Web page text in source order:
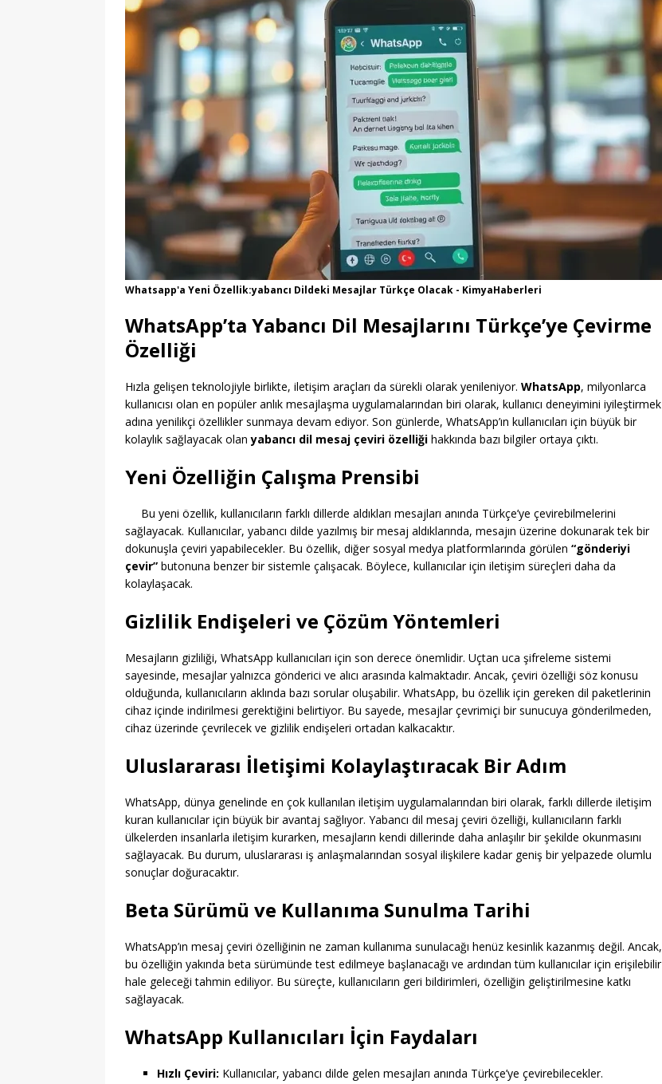
Whatsapp'a Yeni Özellik:yabancı Dildeki Mesajlar Türkçe Olacak - KimyaHaberleri
WhatsApp’ta Yabancı Dil Mesajlarını Türkçe’ye Çevirme
Özelliği
Hızla gelişen teknolojiyle birlikte, iletişim araçları da sürekli olarak yenileniyor. WhatsApp, milyonlarca
kullanıcısı olan en popüler anlık mesajlaşma uygulamalarından biri olarak, kullanıcı deneyimini iyileştirmek
adına yenilikçi özellikler sunmaya devam ediyor. Son günlerde, WhatsApp’ın kullanıcıları için büyük bir
kolaylık sağlayacak olanyabancı dil mesaj çeviri özelliği hakkında bazı bilgiler ortaya çıktı.
Yeni Özelliğin Çalışma Prensibi
Bu yeni özellik, kullanıcıların farklı dillerde aldıkları mesajları anında Türkçe’ye çevirebilmelerini
sağlayacak. Kullanıcılar, yabancı dilde yazılmış bir mesaj aldıklarında, mesajın üzerine dokunarak tek bir
dokunuşla çeviri yapabilecekler. Bu özellik, diğer sosyal medya platformlarında görülen “gönderiyi
çevir” butonuna benzer bir sistemle çalışacak. Böylece, kullanıcılar için iletişim süreçleri daha da
kolaylaşacak.
Gizlilik Endişeleri ve Çözüm Yöntemleri
Mesajların gizliliği, WhatsApp kullanıcıları için son derece önemlidir. Uçtan uca şifreleme sistemi
sayesinde, mesajlar yalnızca gönderici ve alıcı arasında kalmaktadır. Ancak, çeviri özelliği söz konusu
olduğunda, kullanıcıların aklında bazı sorular oluşabilir. WhatsApp, bu özellik için gereken dil paketlerinin
cihaz içinde indirilmesi gerektiğini belirtiyor. Bu sayede, mesajlar çevrimiçi bir sunucuya gönderilmeden,
cihaz üzerinde çevrilecek ve gizlilik endişeleri ortadan kalkacaktır.
Uluslararası İletişimi Kolaylaştıracak Bir Adım
WhatsApp, dünya genelinde en çok kullanılan iletişim uygulamalarından biri olarak, farklı dillerde iletişim
kuran kullanıcılar için büyük bir avantaj sağlıyor. Yabancı dil mesaj çeviri özelliği, kullanıcıların farklı
ülkelerden insanlarla iletişim kurarken, mesajların kendi dillerinde daha anlaşılır bir şekilde okunmasını
sağlayacak. Bu durum, uluslararası iş anlaşmalarından sosyal ilişkilere kadar geniş bir yelpazede olumlu
sonuçlar doğuracaktır.
Beta Sürümü ve Kullanıma Sunulma Tarihi
WhatsApp’ın mesaj çeviri özelliğinin ne zaman kullanıma sunulacağı henüz kesinlik kazanmış değil. Ancak,
bu özelliğin yakında beta sürümünde test edilmeye başlanacağı ve ardından tüm kullanıcılar için erişilebilir
hale geleceği tahmin ediliyor. Bu süreçte, kullanıcıların geri bildirimleri, özelliğin geliştirilmesine katkı
sağlayacak.
WhatsApp Kullanıcıları İçin Faydaları
Hızlı Çeviri: Kullanıcılar, yabancı dilde gelen mesajları anında Türkçe’ye çevirebilecekler.